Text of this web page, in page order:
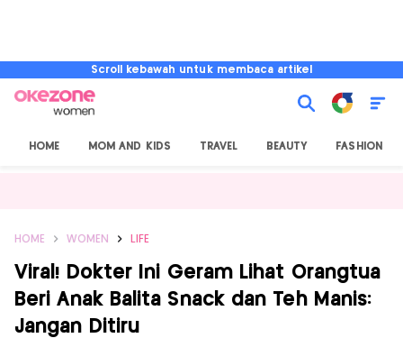
Scroll kebawah untuk membaca artikel
HOME MOM AND KIDS TRAVEL BEAUTY FASHION
HOME WOMEN LIFE
Viral! Dokter Ini Geram Lihat Orangtua
Beri Anak Balita Snack dan Teh Manis:
Jangan Ditiru